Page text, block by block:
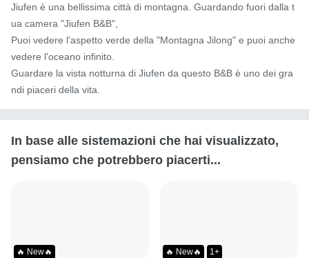
Jiufen è una bellissima città di montagna. Guardando fuori dalla t
ua camera "Jiufen B&B",
Puoi vedere l'aspetto verde della "Montagna Jilong" e puoi anche
vedere l'oceano infinito.
Guardare la vista notturna di Jiufen da questo B&B è uno dei gra
ndi piaceri della vita.
In base alle sistemazioni che hai visualizzato,
pensiamo che potrebbero piacerti...
🔥 New🔥 🔥 New🔥 1+